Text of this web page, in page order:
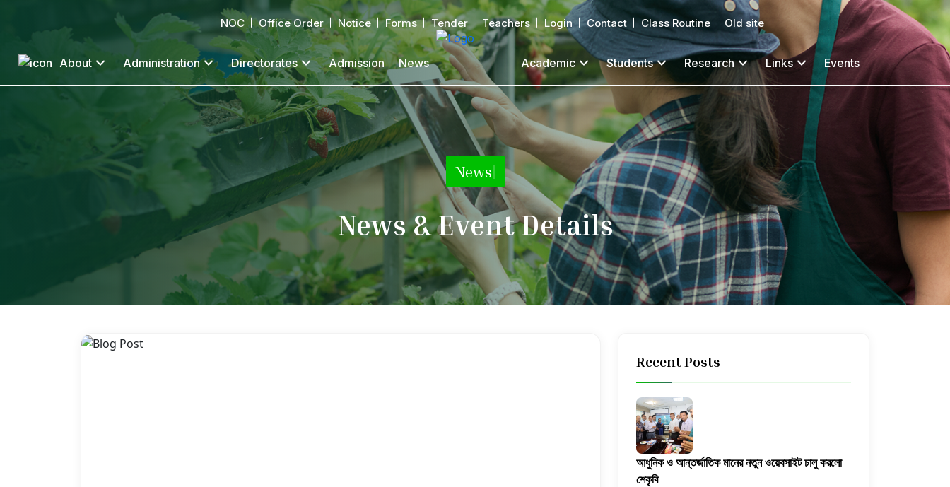
NOC Office Order Notice Forms Tender Teachers Login Contact Class Routine Old site
About Administration Directorates Admission News Academic Students Research Links Events
News
News & Event Details
Recent Posts
আধুনিক ও আন্তর্জাতিক মানের নতুন ওয়েবসাইট চালু করলো
শেকৃবি